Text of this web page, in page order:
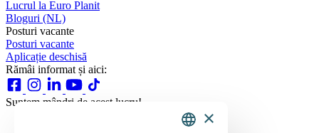
Lucrul la Euro Planit
Bloguri (NL)
Posturi vacante
Posturi vacante
Aplicație deschisă
Rămâi informat și aici:
Suntem mândri de acest lucru!
×